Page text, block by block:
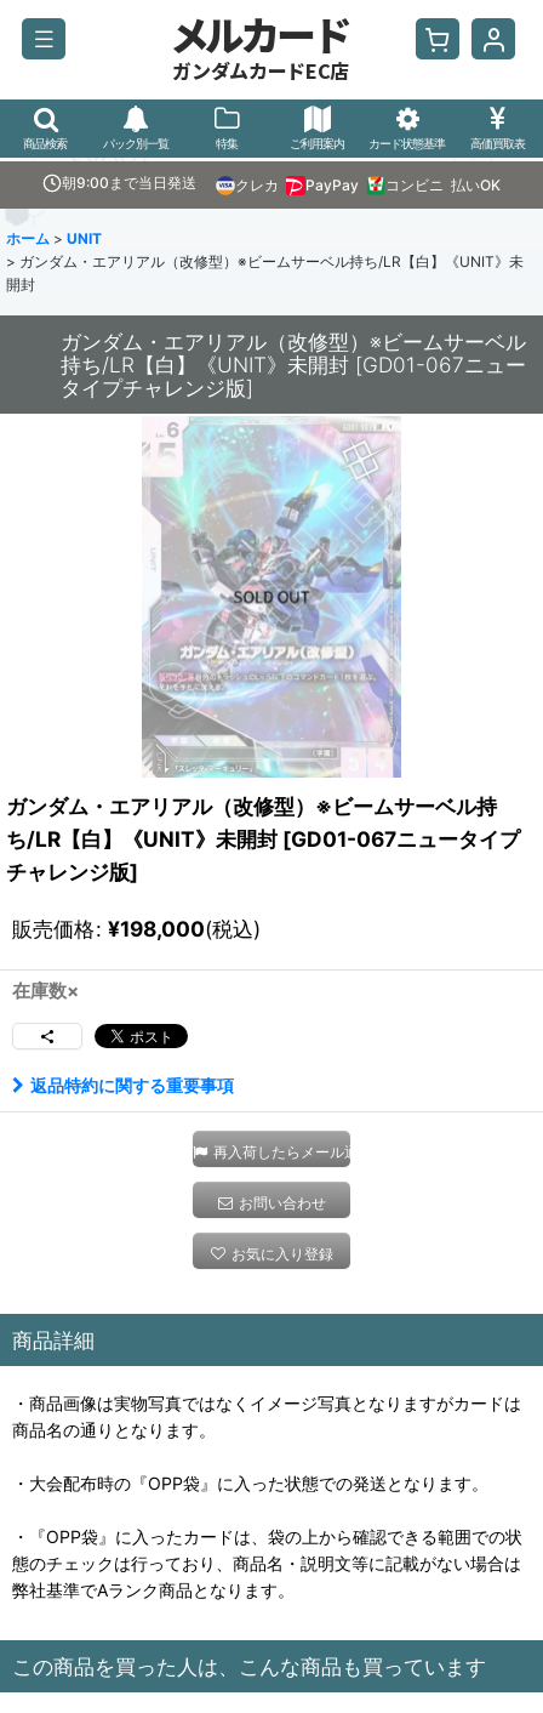
メルカード
ガンダムカードEC店
商品検索 パック別一覧 特集 ご利用案内 カード状態基準 高価買取表
朝9:00まで当日発送 クレカ PayPay コンビニ 払いOK
ホーム > UNIT
> ガンダム・エアリアル（改修型）※ビームサーベル持ち/LR【白】《UNIT》未
開封
ガンダム・エアリアル（改修型）※ビームサーベル
持ち/LR【白】《UNIT》未開封 [GD01-067ニュー
タイプチャレンジ版]
ガンダム・エアリアル（改修型）※ビームサーベル持
ち/LR【白】《UNIT》未開封 [GD01-067ニュータイプ
チャレンジ版]
販売価格: ¥198,000(税込)
在庫数×
返品特約に関する重要事項
再入荷したらメール通知
お問い合わせ
お気に入り登録
商品詳細
・商品画像は実物写真ではなくイメージ写真となりますがカードは
商品名の通りとなります。
・大会配布時の『OPP袋』に入った状態での発送となります。
・『OPP袋』に入ったカードは、袋の上から確認できる範囲での状
態のチェックは行っており、商品名・説明文等に記載がない場合は
弊社基準でAランク商品となります。
この商品を買った人は、こんな商品も買っています